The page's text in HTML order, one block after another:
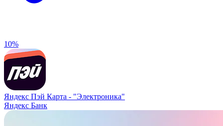
10%
Яндекс Пэй Карта - "Электроника"
Яндекс Банк